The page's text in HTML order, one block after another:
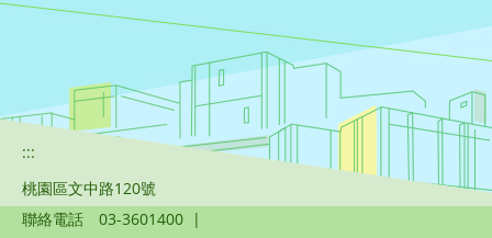
:::
桃園區文中路120號
聯絡電話
03-3601400 |